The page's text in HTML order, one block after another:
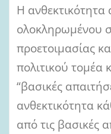
Η ανθεκτικότητα
ολοκληρωμένου
προετοιμασίας
πολιτικού τομέα
“βασικές
ανθεκτικότητα
από τις βασικές